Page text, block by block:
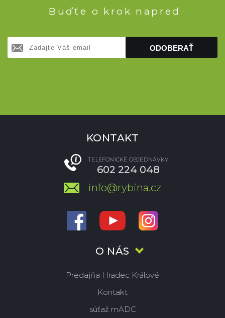
Buďťe o krok napred
ODOBERAŤ
O NÁS
Predajňa Hradec Králové
Kontakt
súťaž mADC
KONTAKT
TELEFONICKÉ OBJEDNÁVKY
602 224 048
info@rybina.cz